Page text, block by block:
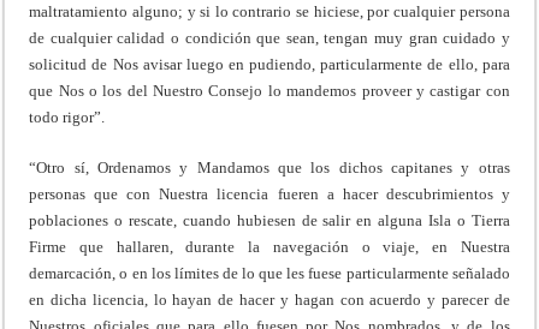
maltratamiento alguno; y si lo contrario se hiciese, por cualquier persona
de cualquier calidad o condición que sean, tengan muy gran cuidado y
solicitud de Nos avisar luego en pudiendo, particularmente de ello, para
que Nos o los del Nuestro Consejo lo mandemos proveer y castigar con
todo rigor”.
“Otro sí, Ordenamos y Mandamos que los dichos capitanes y otras
personas que con Nuestra licencia fueren a hacer descubrimientos y
poblaciones o rescate, cuando hubiesen de salir en alguna Isla o Tierra
Firme que hallaren, durante la navegación o viaje, en Nuestra
demarcación, o en los límites de lo que les fuese particularmente señalado
en dicha licencia, lo hayan de hacer y hagan con acuerdo y parecer de